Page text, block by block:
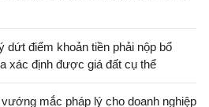
dứt điểm khoản tiền phải nộp bổ
xác định được giá đất cụ thể
mắc pháp lý cho doanh nghiệp